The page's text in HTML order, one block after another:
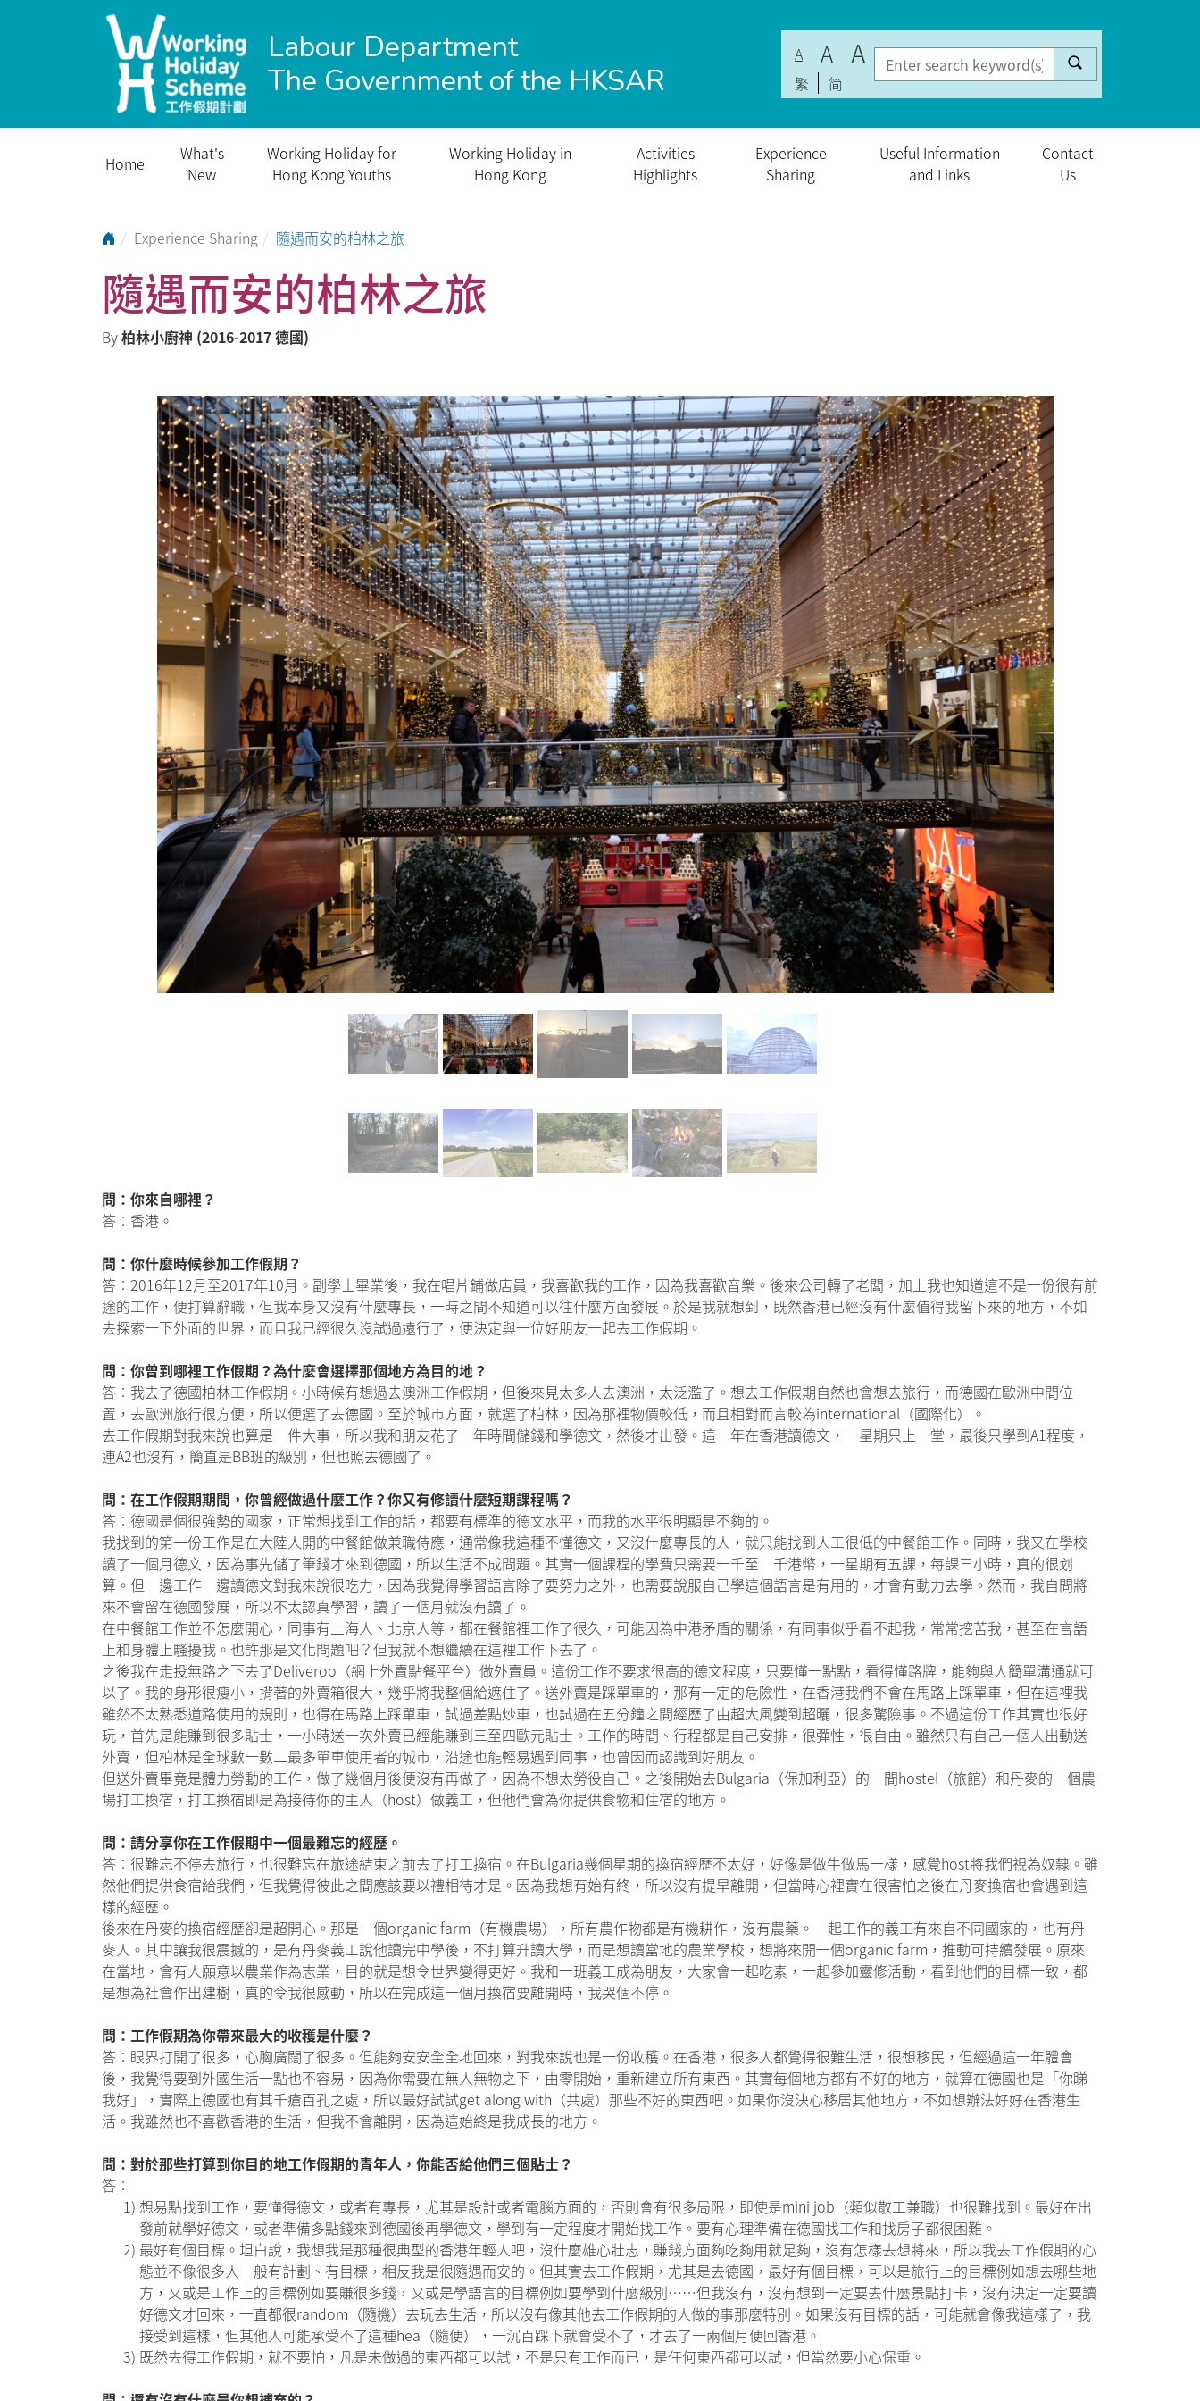
Labour Department
The Government of the HKSAR
A A A
繁 简
Home
What's
New
Working Holiday for
Hong Kong Youths
Working Holiday in
Hong Kong
Activities
Highlights
Experience
Sharing
Useful Information
and Links
Contact
Us
Go to Home Page
Experience Sharing 隨遇而安的柏林之旅
隨遇而安的柏林之旅
By柏林小廚神 (2016-2017 德國)
問：你來自哪裡？
答︰香港。
問：你什麼時候參加工作假期？
答︰2016年12月至2017年10月。副學士畢業後，我在唱片鋪做店員，我喜歡我的工作，因為我喜歡音樂。後來公司轉了老闆，加上我也知道這不是一份很有前
途的工作，便打算辭職，但我本身又沒有什麼專長，一時之間不知道可以往什麼方面發展。於是我就想到，既然香港已經沒有什麼值得我留下來的地方，不如
去探索一下外面的世界，而且我已經很久沒試過遠行了，便決定與一位好朋友一起去工作假期。
問：你曾到哪裡工作假期？為什麼會選擇那個地方為目的地？
答︰我去了德國柏林工作假期。小時候有想過去澳洲工作假期，但後來見太多人去澳洲，太泛濫了。想去工作假期自然也會想去旅行，而德國在歐洲中間位
置，去歐洲旅行很方便，所以便選了去德國。至於城市方面，就選了柏林，因為那裡物價較低，而且相對而言較為international（國際化）。
去工作假期對我來說也算是一件大事，所以我和朋友花了一年時間儲錢和學德文，然後才出發。這一年在香港讀德文，一星期只上一堂，最後只學到A1程度，
連A2也沒有，簡直是BB班的級別，但也照去德國了。
問：在工作假期期間，你曾經做過什麼工作？你又有修讀什麼短期課程嗎？
答︰德國是個很強勢的國家，正常想找到工作的話，都要有標準的德文水平，而我的水平很明顯是不夠的。
我找到的第一份工作是在大陸人開的中餐館做兼職侍應，通常像我這種不懂德文，又沒什麼專長的人，就只能找到人工很低的中餐館工作。同時，我又在學校
讀了一個月德文，因為事先儲了筆錢才來到德國，所以生活不成問題。其實一個課程的學費只需要一千至二千港幣，一星期有五課，每課三小時，真的很划
算。但一邊工作一邊讀德文對我來說很吃力，因為我覺得學習語言除了要努力之外，也需要說服自己學這個語言是有用的，才會有動力去學。然而，我自問將
來不會留在德國發展，所以不太認真學習，讀了一個月就沒有讀了。
在中餐館工作並不怎麼開心，同事有上海人、北京人等，都在餐館裡工作了很久，可能因為中港矛盾的關係，有同事似乎看不起我，常常挖苦我，甚至在言語
上和身體上騷擾我。也許那是文化問題吧？但我就不想繼續在這裡工作下去了。
之後我在走投無路之下去了Deliveroo（網上外賣點餐平台）做外賣員。這份工作不要求很高的德文程度，只要懂一點點，看得懂路牌，能夠與人簡單溝通就可
以了。我的身形很瘦小，揹著的外賣箱很大，幾乎將我整個給遮住了。送外賣是踩單車的，那有一定的危險性，在香港我們不會在馬路上踩單車，但在這裡我
雖然不太熟悉道路使用的規則，也得在馬路上踩單車，試過差點炒車，也試過在五分鐘之間經歷了由超大風變到超曬，很多驚險事。不過這份工作其實也很好
玩，首先是能賺到很多貼士，一小時送一次外賣已經能賺到三至四歐元貼士。工作的時間、行程都是自己安排，很彈性，很自由。雖然只有自己一個人出動送
外賣，但柏林是全球數一數二最多單車使用者的城市，沿途也能輕易遇到同事，也曾因而認識到好朋友。
但送外賣畢竟是體力勞動的工作，做了幾個月後便沒有再做了，因為不想太勞役自己。之後開始去Bulgaria（保加利亞）的一間hostel（旅館）和丹麥的一個農
場打工換宿，打工換宿即是為接待你的主人（host）做義工，但他們會為你提供食物和住宿的地方。
問：請分享你在工作假期中一個最難忘的經歷。
答︰很難忘不停去旅行，也很難忘在旅途結束之前去了打工換宿。在Bulgaria幾個星期的換宿經歷不太好，好像是做牛做馬一樣，感覺host將我們視為奴隸。雖
然他們提供食宿給我們，但我覺得彼此之間應該要以禮相待才是。因為我想有始有終，所以沒有提早離開，但當時心裡實在很害怕之後在丹麥換宿也會遇到這
樣的經歷。
後來在丹麥的換宿經歷卻是超開心。那是一個organic farm（有機農場），所有農作物都是有機耕作，沒有農藥。一起工作的義工有來自不同國家的，也有丹
麥人。其中讓我很震撼的，是有丹麥義工說他讀完中學後，不打算升讀大學，而是想讀當地的農業學校，想將來開一個organic farm，推動可持續發展。原來
在當地，會有人願意以農業作為志業，目的就是想令世界變得更好。我和一班義工成為朋友，大家會一起吃素，一起參加靈修活動，看到他們的目標一致，都
是想為社會作出建樹，真的令我很感動，所以在完成這一個月換宿要離開時，我哭個不停。
問：工作假期為你帶來最大的收穫是什麼？
答︰眼界打開了很多，心胸廣闊了很多。但能夠安安全全地回來，對我來說也是一份收穫。在香港，很多人都覺得很難生活，很想移民，但經過這一年體會
後，我覺得要到外國生活一點也不容易，因為你需要在無人無物之下，由零開始，重新建立所有東西。其實每個地方都有不好的地方，就算在德國也是「你睇
我好」，實際上德國也有其千瘡百孔之處，所以最好試試get along with（共處）那些不好的東西吧。如果你沒決心移居其他地方，不如想辦法好好在香港生
活。我雖然也不喜歡香港的生活，但我不會離開，因為這始終是我成長的地方。
問：對於那些打算到你目的地工作假期的青年人，你能否給他們三個貼士？
答︰
1) 想易點找到工作，要懂得德文，或者有專長，尤其是設計或者電腦方面的，否則會有很多局限，即使是mini job（類似散工兼職）也很難找到。最好在出
發前就學好德文，或者準備多點錢來到德國後再學德文，學到有一定程度才開始找工作。要有心理準備在德國找工作和找房子都很困難。
2) 最好有個目標。坦白說，我想我是那種很典型的香港年輕人吧，沒什麼雄心壯志，賺錢方面夠吃夠用就足夠，沒有怎樣去想將來，所以我去工作假期的心
態並不像很多人一般有計劃、有目標，相反我是很隨遇而安的。但其實去工作假期，尤其是去德國，最好有個目標，可以是旅行上的目標例如想去哪些地
方，又或是工作上的目標例如要賺很多錢，又或是學語言的目標例如要學到什麼級別……但我沒有，沒有想到一定要去什麼景點打卡，沒有決定一定要讀
好德文才回來，一直都很random（隨機）去玩去生活，所以沒有像其他去工作假期的人做的事那麼特別。如果沒有目標的話，可能就會像我這樣了，我
接受到這樣，但其他人可能承受不了這種hea（隨便），一沉百踩下就會受不了，才去了一兩個月便回香港。
3) 既然去得工作假期，就不要怕，凡是未做過的東西都可以試，不是只有工作而已，是任何東西都可以試，但當然要小心保重。